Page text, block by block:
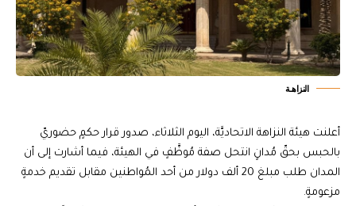
النزاهـة
أعلنت هيئة النزاهة الاتحاديَّة، اليوم الثلاثاء، صدور قرار حكمٍ حضوريّ
بالحبس بحقّ مُدانٍ انتحل صفة مُوظَّفٍ في الهيئة، فيما أشارت إلى أن
المدان طلب مبلغ 20 ألف دولار من أحد المُواطنين مقابل تقديم خدمةٍ
مزعومةٍ.